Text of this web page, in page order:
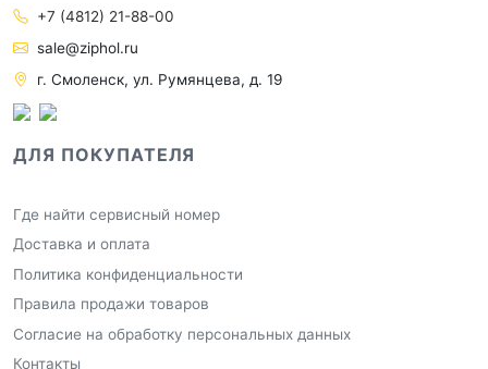
+7 (4812) 21-88-00
sale@ziphol.ru
г. Смоленск, ул. Румянцева, д. 19
ДЛЯ ПОКУПАТЕЛЯ
Где найти сервисный номер
Доставка и оплата
Политика конфиденциальности
Правила продажи товаров
Согласие на обработку персональных данных
Контакты